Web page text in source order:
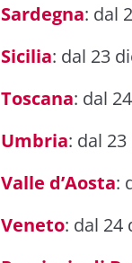
Sardegna: dal
Sicilia: dal 23
Toscana: dal
Umbria: dal
Valle d’Aosta:
Veneto: dal 24